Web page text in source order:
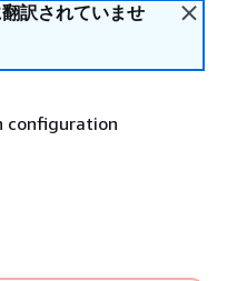
訳されていませ
configuration